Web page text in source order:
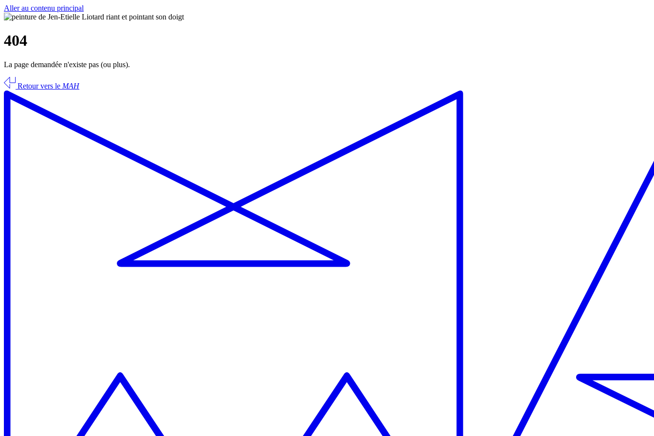
Aller au contenu principal
404
La page demandée n'existe pas (ou plus).
Retour vers le MAH